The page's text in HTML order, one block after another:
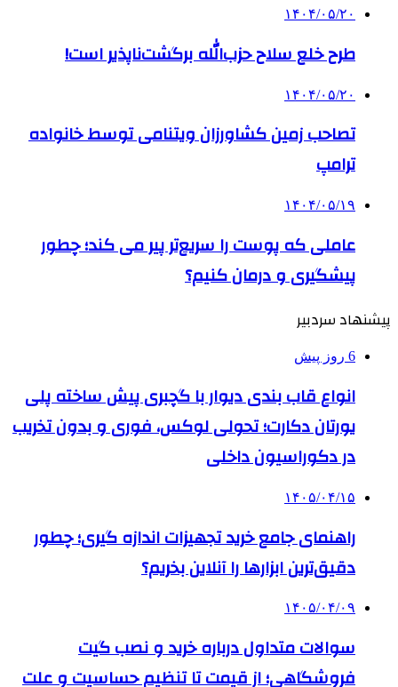
۱۴۰۴/۰۵/۲۰
طرح خلع سلاح حزب‌الله برگشت‌ناپذیر است!
۱۴۰۴/۰۵/۲۰
تصاحب زمین کشاورزان ویتنامی توسط خانواده
ترامپ
۱۴۰۴/۰۵/۱۹
عاملی که پوست را سریع‌تر پیر می کند؛ چطور
پیشگیری و درمان کنیم؟
پیشنهاد سردبیر
6 روز پیش
انواع قاب بندی دیوار با گچبری پیش ساخته پلی
یورتان دکارت؛ تحولی لوکس، فوری و بدون تخریب
در دکوراسیون داخلی
۱۴۰۵/۰۴/۱۵
راهنمای جامع خرید تجهیزات اندازه گیری؛ چطور
دقیق‌ترین ابزارها را آنلاین بخریم؟
۱۴۰۵/۰۴/۰۹
سوالات متداول درباره خرید و نصب گیت
فروشگاهی؛ از قیمت تا تنظیم حساسیت و علت